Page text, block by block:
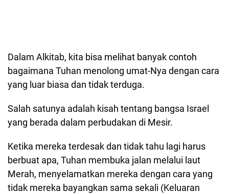
Dalam Alkitab, kita bisa melihat banyak contoh
bagaimana Tuhan menolong umat-Nya dengan cara
yang luar biasa dan tidak terduga.
Salah satunya adalah kisah tentang bangsa Israel
yang berada dalam perbudakan di Mesir.
Ketika mereka terdesak dan tidak tahu lagi harus
berbuat apa, Tuhan membuka jalan melalui laut
Merah, menyelamatkan mereka dengan cara yang
tidak mereka bayangkan sama sekali (Keluaran